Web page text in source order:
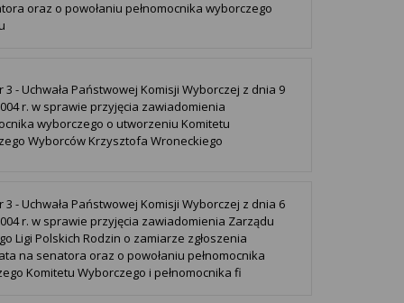
oraz o powołaniu pełnomocnika wyborczego
3 - Uchwała Państwowej Komisji Wyborczej z dnia 9
r. w sprawie przyjęcia zawiadomienia
wyborczego o utworzeniu Komitetu
Wyborców Krzysztofa Wroneckiego
3 - Uchwała Państwowej Komisji Wyborczej z dnia 6
r. w sprawie przyjęcia zawiadomienia Zarządu
Ligi Polskich Rodzin o zamiarze zgłoszenia
na senatora oraz o powołaniu pełnomocnika
Komitetu Wyborczego i pełnomocnika fi